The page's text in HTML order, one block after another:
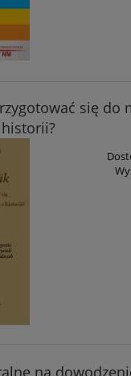
się do
na